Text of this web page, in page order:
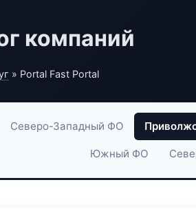
компаний
» Portal Fast Portal
Северо-Западный ФО
Южный ФО